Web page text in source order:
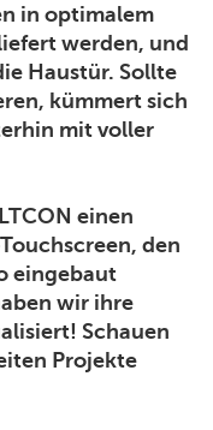
in optimalem
werden, und
Haustür. Sollte
kümmert sich
mit voller
einen
den
eingebaut
wir ihre
Schauen
Projekte